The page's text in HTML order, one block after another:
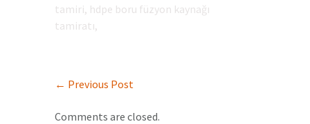
tamiri, hdpe boru füzyon kaynağı
tamiratı,
← Previous Post
Comments are closed.